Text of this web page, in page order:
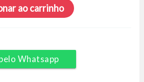
ao carrinho
Whatsapp